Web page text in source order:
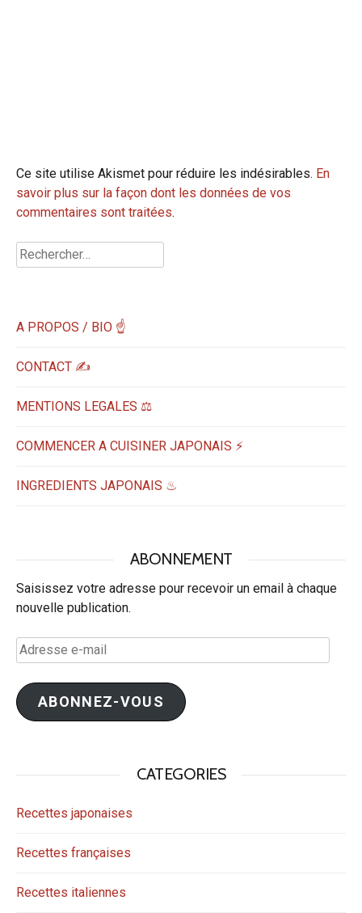
Ce site utilise Akismet pour réduire les indésirables. En
savoir plus sur la façon dont les données de vos
commentaires sont traitées.
Rechercher :
A PROPOS / BIO ☝
CONTACT ✍️
MENTIONS LEGALES ⚖️
COMMENCER A CUISINER JAPONAIS ⚡
INGREDIENTS JAPONAIS ♨
ABONNEMENT
Saisissez votre adresse pour recevoir un email à chaque
nouvelle publication.
Adresse
e-
mail
ABONNEZ-VOUS
CATEGORIES
Recettes japonaises
Recettes françaises
Recettes italiennes